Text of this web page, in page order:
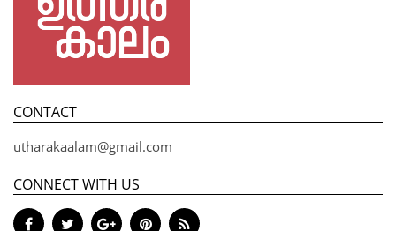
CONTACT
utharakaalam@gmail.com
CONNECT WITH US